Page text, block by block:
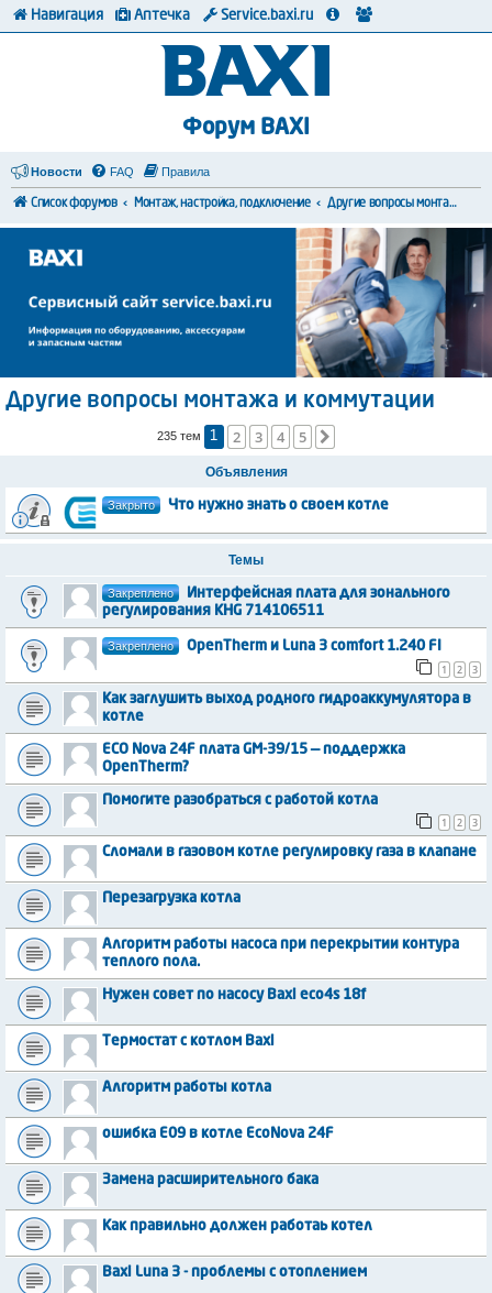
Форум BAXI
Новости FAQ Правила
Список форумов Монтаж, настройка, подключение Другие вопросы монтажа и коммутации
Другие вопросы монтажа и коммутации
235 тем 1 2 3 4 5
Объявления
Закрыто Что нужно знать о своем котле
Темы
Закреплено
Интерфейсная плата для зонального
регулирования KHG 714106511
Закреплено
OpenTherm и Luna 3 comfort 1.240 FI
1
2 3
Как заглушить выход родного гидроаккумулятора в
котле
ECO Nova 24F плата GM-39/15 — поддержка
OpenTherm?
Помогите разобраться с работой котла
1
2 3
Сломали в газовом котле регулировку газа в клапане
Перезагрузка котла
Алгоритм работы насоса при перекрытии контура
теплого пола.
Нужен совет по насосу Baxi eco4s 18f
Термостат с котлом Baxi
Алгоритм работы котла
ошибка E09 в котле EcoNova 24F
Замена расширительного бака
Как правильно должен работаь котел
Baxi Luna 3 - проблемы с отоплением
Навигация Аптечка Service.baxi.ru